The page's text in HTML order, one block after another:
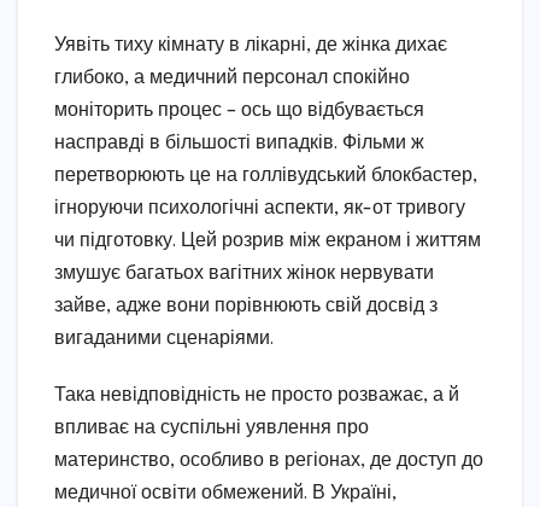
Уявіть тиху кімнату в лікарні, де жінка дихає
глибоко, а медичний персонал спокійно
моніторить процес – ось що відбувається
насправді в більшості випадків. Фільми ж
перетворюють це на голлівудський блокбастер,
ігноруючи психологічні аспекти, як-от тривогу
чи підготовку. Цей розрив між екраном і життям
змушує багатьох вагітних жінок нервувати
зайве, адже вони порівнюють свій досвід з
вигаданими сценаріями.
Така невідповідність не просто розважає, а й
впливає на суспільні уявлення про
материнство, особливо в регіонах, де доступ до
медичної освіти обмежений. В Україні,